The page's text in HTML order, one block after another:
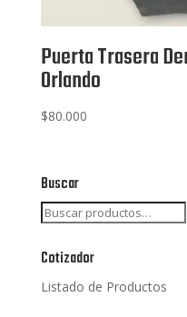
Puerta Trasera
Orlando
$80.000
Buscar
Buscar
Cotizador
Listado de Productos